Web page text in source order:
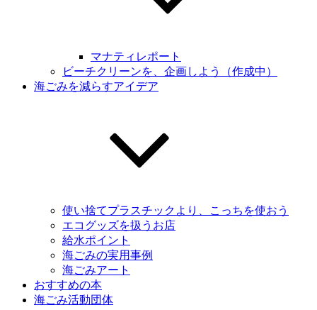
マナティレポート
ビーチクリーンを、企画しよう（作成中）
海ごみを減らすアイデア
使い捨てプラスチックより、こっちを使おう
エコグッズを扱うお店
給水ポイント
海ごみの実用事例
海ごみアート
おすすめの本
海ごみ活動団体